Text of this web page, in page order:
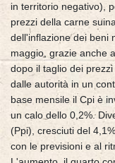
in territorio negativo),
prezzi della carne
dell'inflazione dei beni
maggio, grazie anche
dopo il taglio dei
dalle autorità in un
base mensile il Cpi è
un calo dello 0,2%.
(Ppi), cresciuti del
con le previsioni e al